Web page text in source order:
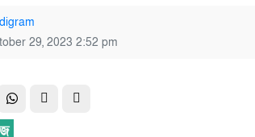
29, 2023 2:52 pm